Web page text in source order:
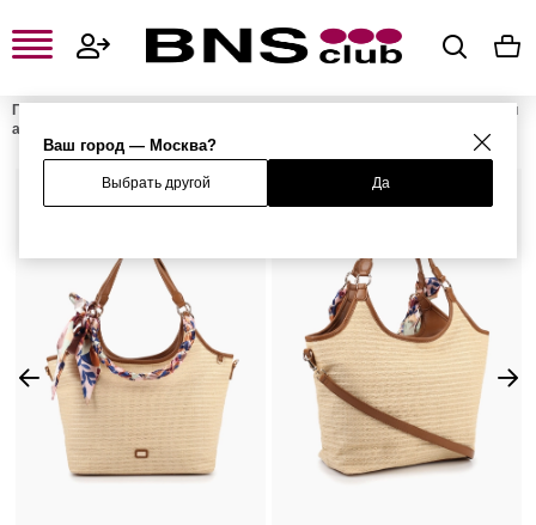
Ваш город — Москва?
Выбрать другой Да
Главная
Женские сумки и
аксессуары
%